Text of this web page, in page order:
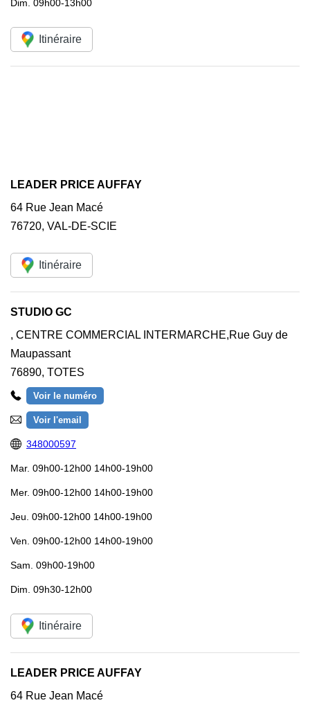
Dim. 09h00-13h00
Itinéraire
LEADER PRICE AUFFAY
64 Rue Jean Macé
76720, VAL-DE-SCIE
Itinéraire
STUDIO GC
, CENTRE COMMERCIAL INTERMARCHE,Rue Guy de
Maupassant
76890, TOTES
Voir le numéro
Voir l'email
348000597
Mar. 09h00-12h00 14h00-19h00
Mer. 09h00-12h00 14h00-19h00
Jeu. 09h00-12h00 14h00-19h00
Ven. 09h00-12h00 14h00-19h00
Sam. 09h00-19h00
Dim. 09h30-12h00
Itinéraire
LEADER PRICE AUFFAY
64 Rue Jean Macé